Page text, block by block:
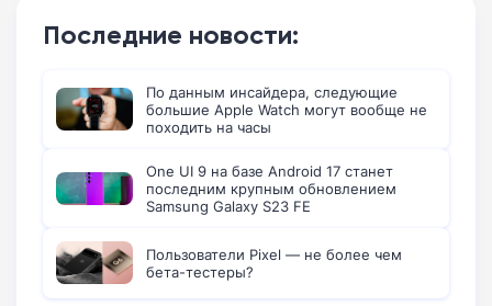
Последние новости:
По данным инсайдера, следующие
большие Apple Watch могут вообще не
походить на часы
One UI 9 на базе Android 17 станет
последним крупным обновлением
Samsung Galaxy S23 FE
Пользователи Pixel — не более чем
бета-тестеры?